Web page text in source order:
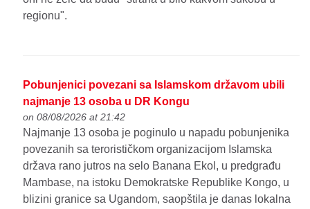
regionu".
Pobunjenici povezani sa Islamskom državom ubili
najmanje 13 osoba u DR Kongu
on 08/08/2026 at 21:42
Najmanje 13 osoba je poginulo u napadu pobunjenika
povezanih sa terorističkom organizacijom Islamska
država rano jutros na selo Banana Ekol, u predgrađu
Mambase, na istoku Demokratske Republike Kongo, u
blizini granice sa Ugandom, saopštila je danas lokalna